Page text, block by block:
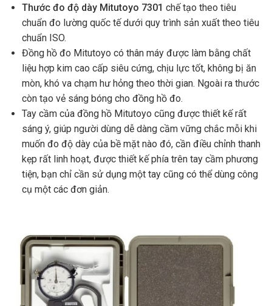
Thước đo độ dày Mitutoyo 7301 chế tạo theo tiêu
chuẩn đo lường quốc tế dưới quy trình sản xuất theo tiêu
chuẩn ISO.
Đồng hồ đo Mitutoyo có thân máy được làm bằng chất
liệu hợp kim cao cấp siêu cứng, chịu lực tốt, không bị ăn
mòn, khó va chạm hư hỏng theo thời gian. Ngoài ra thước
còn tạo vẻ sáng bóng cho đồng hồ đo.
Tay cầm của đồng hồ Mitutoyo cũng được thiết kế rất
sáng ý, giúp người dùng dễ dàng cầm vững chắc mỗi khi
muốn đo độ dày của bề mặt nào đó, cần điều chỉnh thanh
kẹp rất linh hoạt, được thiết kế phía trên tay cầm phương
tiện, bạn chỉ cần sử dụng một tay cũng có thể dùng công
cụ một các đơn giản.